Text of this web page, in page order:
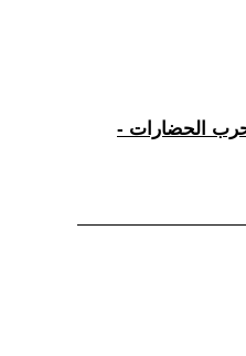
حرب الحضارات -